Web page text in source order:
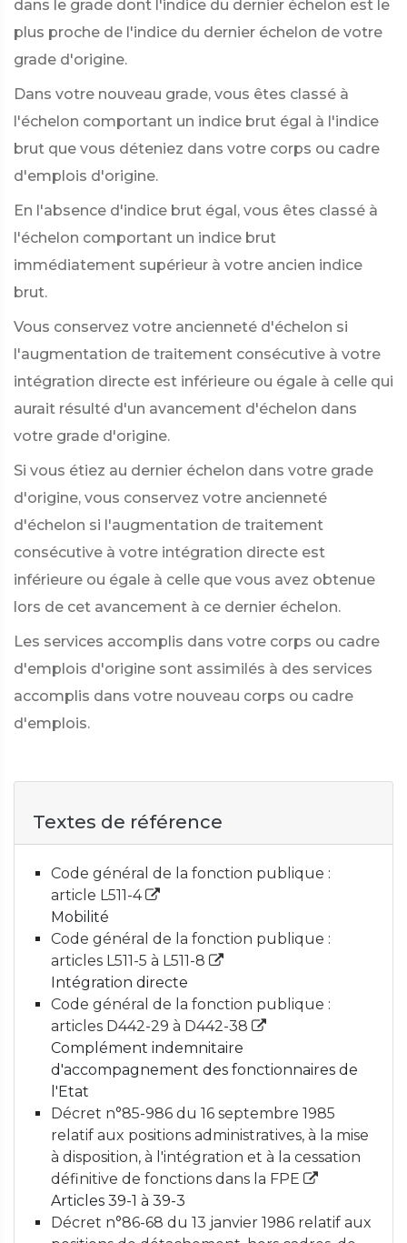
dans le grade dont l'indice du dernier échelon est le
plus proche de l'indice du dernier échelon de votre
grade d'origine.
Dans votre nouveau grade, vous êtes classé à
l'échelon comportant un indice brut égal à l'indice
brut que vous déteniez dans votre corps ou cadre
d'emplois d'origine.
En l'absence d'indice brut égal, vous êtes classé à
l'échelon comportant un indice brut
immédiatement supérieur à votre ancien indice
brut.
Vous conservez votre ancienneté d'échelon si
l'augmentation de traitement consécutive à votre
intégration directe est inférieure ou égale à celle qui
aurait résulté d'un avancement d'échelon dans
votre grade d'origine.
Si vous étiez au dernier échelon dans votre grade
d'origine, vous conservez votre ancienneté
d'échelon si l'augmentation de traitement
consécutive à votre intégration directe est
inférieure ou égale à celle que vous avez obtenue
lors de cet avancement à ce dernier échelon.
Les services accomplis dans votre corps ou cadre
d'emplois d'origine sont assimilés à des services
accomplis dans votre nouveau corps ou cadre
d'emplois.
Textes de référence
Code général de la fonction publique :
article L511-4
Mobilité
Code général de la fonction publique :
articles L511-5 à L511-8
Intégration directe
Code général de la fonction publique :
articles D442-29 à D442-38
Complément indemnitaire
d'accompagnement des fonctionnaires de
l'Etat
Décret n°85-986 du 16 septembre 1985
relatif aux positions administratives, à la mise
à disposition, à l'intégration et à la cessation
définitive de fonctions dans la FPE
Articles 39-1 à 39-3
Décret n°86-68 du 13 janvier 1986 relatif aux